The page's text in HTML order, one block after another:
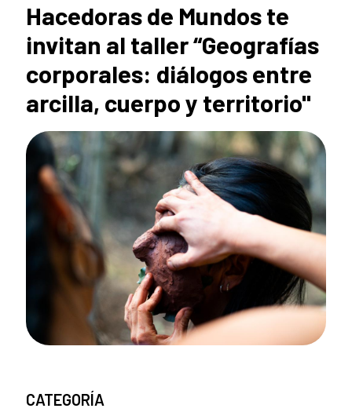
Hacedoras de Mundos te
invitan al taller “Geografías
corporales: diálogos entre
arcilla, cuerpo y territorio"
CATEGORÍA